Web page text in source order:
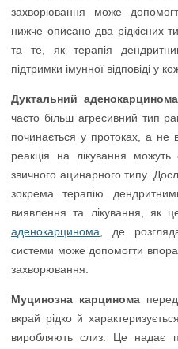
захворювання може
нижче описано два рідкісних
та те, як терапія
підтримки імунної відповіді у
Дуктальний аденокарцинома
часто більш агресивний тип
починається у протоках, а не в
реакція на лікування можуть
звичного ацинарного типу.
зокрема терапію
виявлення та лікування, як
аденокарцинома , де
системи може допомогти
захворювання.
Муцинозна карцинома
вкрай рідко й
виробляють слиз. Це надає